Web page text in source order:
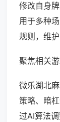
修改自身
用于多种
规则，维护
聚焦相关
微乐湖北
策略、暗
过AI算法调